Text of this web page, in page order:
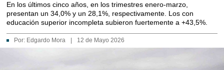
En los últimos cinco años, en los trimestres enero-marzo,
presentan un 34,0% y un 28,1%, respectivamente. Los con
educación superior incompleta subieron fuertemente a +43,5%.
Por: Edgardo Mora 12 de Mayo 2026